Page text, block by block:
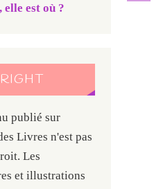
elle est où ?
publié sur
Livres n'est pas
Les
et illustrations